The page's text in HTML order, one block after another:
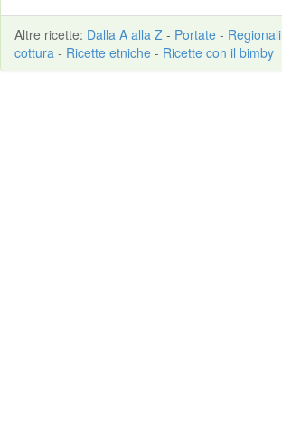
Altre ricette: Dalla A alla Z - Portate - Regionali
cottura - Ricette etniche - Ricette con il bimby